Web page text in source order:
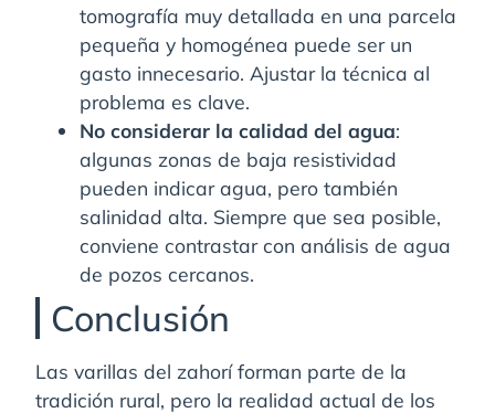
tomografía muy detallada en una parcela
pequeña y homogénea puede ser un
gasto innecesario. Ajustar la técnica al
problema es clave.
No considerar la calidad del agua:
algunas zonas de baja resistividad
pueden indicar agua, pero también
salinidad alta. Siempre que sea posible,
conviene contrastar con análisis de agua
de pozos cercanos.
Conclusión
Las varillas del zahorí forman parte de la
tradición rural, pero la realidad actual de los